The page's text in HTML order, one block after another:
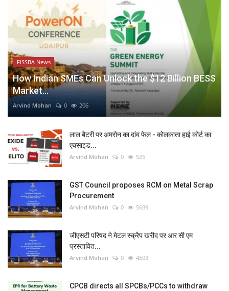
FISSBA News
How Indian SMEs Can Unlock the $12 Billion BESS
Market...
Arvind Mohan 0 206
लाल बैटरी पर अमरोन का दांव फेल - कोलकाता हाई कोर्ट का
एक्साइड...
Arvind Mohan 0 525
GST Council proposes RCM on Metal Scrap
Procurement
Arvind Mohan 0 5689
जीएसटी परिषद ने मेटल स्क्रैप खरीद पर आर सी एम
प्रस्तावित...
Arvind Mohan 0 4503
CPCB directs all SPCBs/PCCs to withdraw